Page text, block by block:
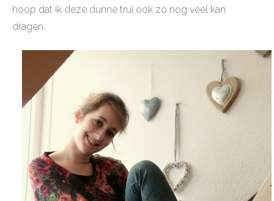
hoop dat ik deze dunne trui ook zo nog veel kan
dragen.